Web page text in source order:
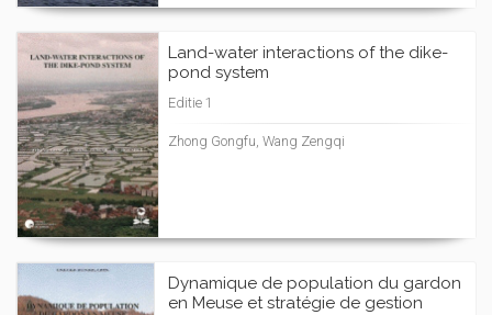
Land-water interactions of the dike-
pond system
Editie 1
Zhong Gongfu, Wang Zengqi
Dynamique de population du gardon
en Meuse et stratégie de gestion